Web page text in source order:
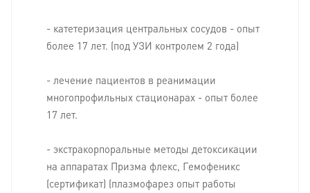
- катетеризация центральных сосудов - опыт
более 17 лет. (под УЗИ контролем 2 года)
- лечение пациентов в реанимации
многопрофильных стационарах - опыт более
17 лет.
- экстракорпоральные методы детоксикации
на аппаратах Призма флекс, Гемофеникс
(сертификат) (плазмофарез опыт работы